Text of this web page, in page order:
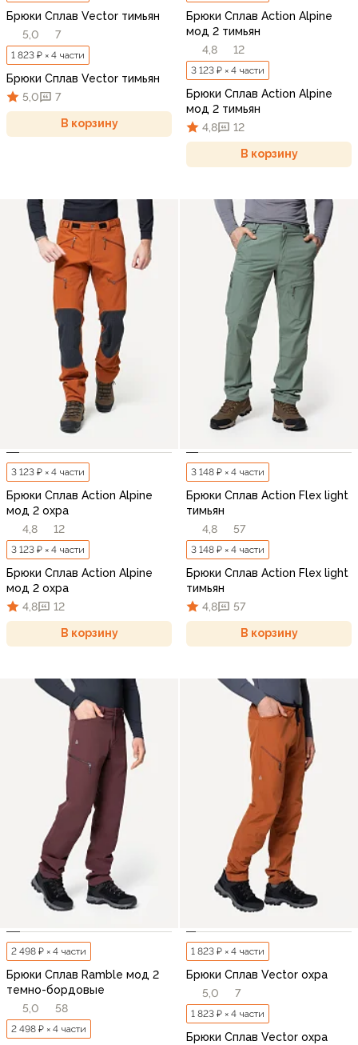
Брюки Сплав Vector тимьян
5,0
7
1 823 ₽ × 4 части
Брюки Сплав Vector тимьян
5,0
7
В корзину
Брюки Сплав Action Alpine
мод 2 тимьян
4,8
12
3 123 ₽ × 4 части
Брюки Сплав Action Alpine
мод 2 тимьян
4,8
12
В корзину
3 123 ₽ × 4 части
Брюки Сплав Action Alpine
мод 2 охра
4,8
12
3 123 ₽ × 4 части
Брюки Сплав Action Alpine
мод 2 охра
4,8
12
В корзину
3 148 ₽ × 4 части
Брюки Сплав Action Flex light
тимьян
4,8
57
3 148 ₽ × 4 части
Брюки Сплав Action Flex light
тимьян
4,8
57
В корзину
2 498 ₽ × 4 части
Брюки Сплав Ramble мод 2
темно-бордовые
5,0
58
2 498 ₽ × 4 части
1 823 ₽ × 4 части
Брюки Сплав Vector охра
5,0
7
1 823 ₽ × 4 части
Брюки Сплав Vector охра